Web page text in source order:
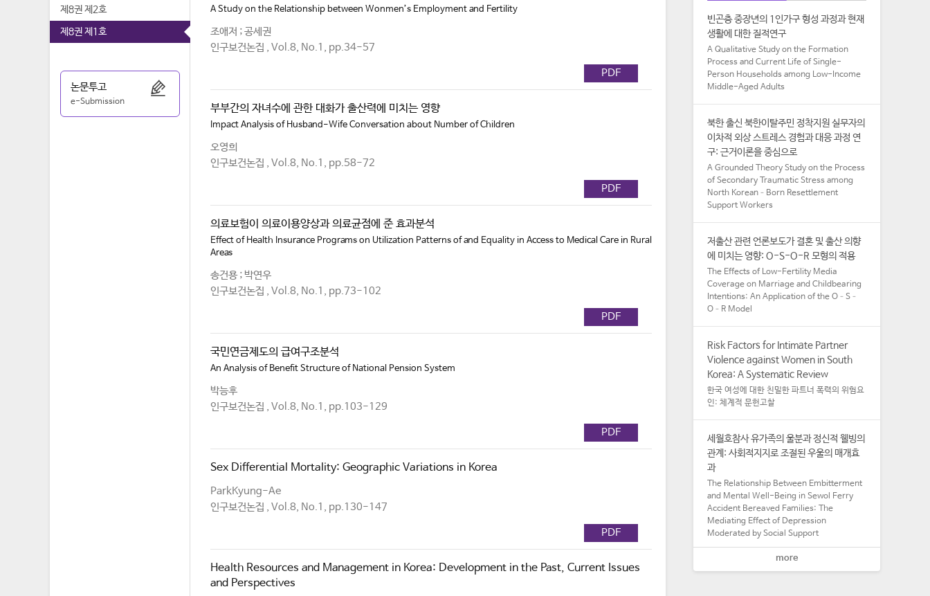
제8권 제2호
제8권 제1호
논문투고
e-Submission
A Study on the Relationship between Wonmen’s Employment and Fertility
조애저 ; 공세권
인구보건논집 , Vol.8, No.1, pp.34-57
PDF
부부간의 자녀수에 관한 대화가 출산력에 미치는 영향
Impact Analysis of Husband-Wife Conversation about Number of Children
오영희
인구보건논집 , Vol.8, No.1, pp.58-72
PDF
의료보험이 의료이용양상과 의료균점에 준 효과분석
Effect of Health Insurance Programs on Utilization Patterns of and Equality in Access to Medical Care in Rural
Areas
송건용 ; 박연우
인구보건논집 , Vol.8, No.1, pp.73-102
PDF
국민연금제도의 급여구조분석
An Analysis of Benefit Structure of National Pension System
박능후
인구보건논집 , Vol.8, No.1, pp.103-129
PDF
Sex Differential Mortality: Geographic Variations in Korea
ParkKyung-Ae
인구보건논집 , Vol.8, No.1, pp.130-147
PDF
Health Resources and Management in Korea: Development in the Past, Current Issues
and Perspectives
빈곤층 중장년의 1인가구 형성 과정과 현재
생활에 대한 질적연구
A Qualitative Study on the Formation
Process and Current Life of Single-
Person Households among Low-Income
Middle-Aged Adults​
북한 출신 북한이탈주민 정착지원 실무자의
이차적 외상 스트레스 경험과 대응 과정 연
구: 근거이론을 중심으로
A Grounded Theory Study on the Process
of Secondary Traumatic Stress among
North Korean–Born Resettlement
Support Workers
저출산 관련 언론보도가 결혼 및 출산 의향
에 미치는 영향: O-S-O-R 모형의 적용
The Effects of Low-Fertility Media
Coverage on Marriage and Childbearing
Intentions: An Application of the O–S–
O–R Model
Risk Factors for Intimate Partner
Violence against Women in South
Korea: A Systematic Review
한국 여성에 대한 친밀한 파트너 폭력의 위험요
인: 체계적 문헌고찰
세월호참사 유가족의 울분과 정신적 웰빙의
관계: 사회적지지로 조절된 우울의 매개효
과
The Relationship Between Embitterment
and Mental Well-Being in Sewol Ferry
Accident Bereaved Families: The
Mediating Effect of Depression
Moderated by Social Support
more